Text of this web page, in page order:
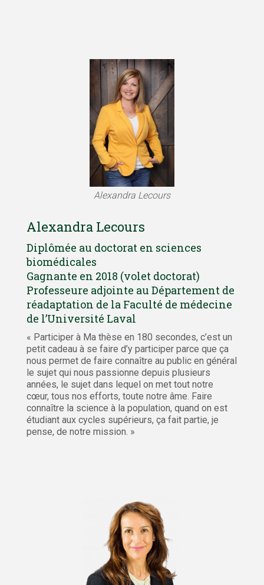
Alexandra Lecours
Alexandra Lecours
Diplômée au doctorat en sciences
biomédicales
Gagnante en 2018 (volet doctorat)
Professeure adjointe au Département de
réadaptation de la Faculté de médecine
de l’Université Laval
« Participer à Ma thèse en 180 secondes, c’est un
petit cadeau à se faire d’y participer parce que ça
nous permet de faire connaître au public en général
le sujet qui nous passionne depuis plusieurs
années, le sujet dans lequel on met tout notre
cœur, tous nos efforts, toute notre âme. Faire
connaître la science à la population, quand on est
étudiant aux cycles supérieurs, ça fait partie, je
pense, de notre mission. »